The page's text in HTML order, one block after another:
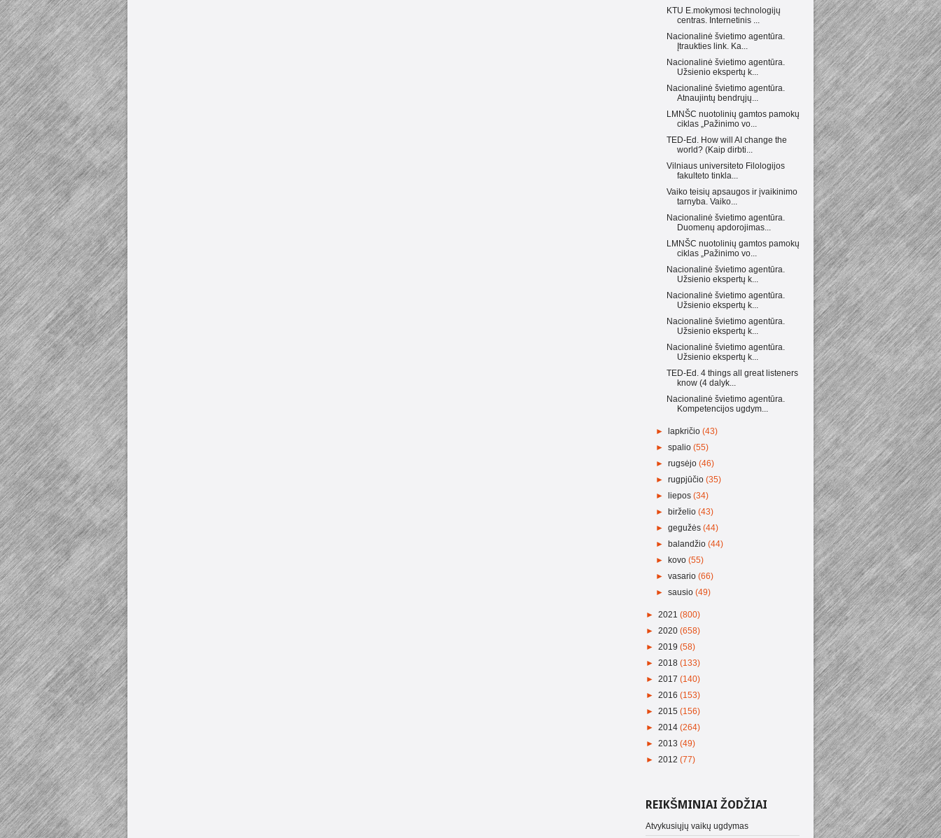
KTU E.mokymosi technologijų
centras. Internetinis ...
Nacionalinė švietimo agentūra.
Įtraukties link. Ka...
Nacionalinė švietimo agentūra.
Užsienio ekspertų k...
Nacionalinė švietimo agentūra.
Atnaujintų bendrųjų...
LMNŠC nuotolinių gamtos pamokų
ciklas „Pažinimo vo...
TED-Ed. How will AI change the
world? (Kaip dirbti...
Vilniaus universiteto Filologijos
fakulteto tinkla...
Vaiko teisių apsaugos ir įvaikinimo
tarnyba. Vaiko...
Nacionalinė švietimo agentūra.
Duomenų apdorojimas...
LMNŠC nuotolinių gamtos pamokų
ciklas „Pažinimo vo...
Nacionalinė švietimo agentūra.
Užsienio ekspertų k...
Nacionalinė švietimo agentūra.
Užsienio ekspertų k...
Nacionalinė švietimo agentūra.
Užsienio ekspertų k...
Nacionalinė švietimo agentūra.
Užsienio ekspertų k...
TED-Ed. 4 things all great listeners
know (4 dalyk...
Nacionalinė švietimo agentūra.
Kompetencijos ugdym...
►lapkričio(43)
►spalio(55)
►rugsėjo(46)
►rugpjūčio(35)
►liepos(34)
►birželio(43)
►gegužės(44)
►balandžio(44)
►kovo(55)
►vasario(66)
►sausio(49)
► 2021 (800)
► 2020 (658)
► 2019 (58)
► 2018 (133)
► 2017 (140)
► 2016 (153)
► 2015 (156)
► 2014 (264)
► 2013 (49)
► 2012 (77)
REIKŠMINIAI ŽODŽIAI
Atvykusiųjų vaikų ugdymas